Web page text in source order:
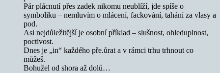
Pár plácnutí přes zadek nikomu neublíží, jde spíše o
symboliku – nemluvím o mlácení, fackování, tahání za vlasy a
pod.
Asi nejdůležitější je osobní příklad – slušnost, ohleduplnost,
poctivost.
Dnes je „in“ každého pře.ůrat a v rámci trhu trhnout co
můžeš.
Bohužel od shora až dolů…